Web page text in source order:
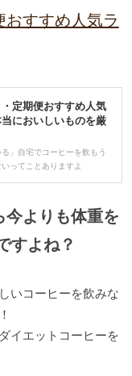
すすめ人気ラ
定期便おすすめ人気
においしいものを厳
」自宅でコーヒーを飲もう
ってことありますよ
今よりも体重を
すよね？
いコーヒーを飲みな
イエットコーヒーを